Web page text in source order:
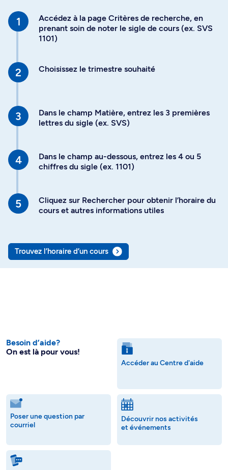
Accédez à la page Critères de recherche, en
prenant soin de noter le sigle de cours (ex. SVS
1101)
Choisissez le trimestre souhaité
Dans le champ Matière, entrez les 3 premières
lettres du sigle (ex. SVS)
Dans le champ au-dessous, entrez les 4 ou 5
chiffres du sigle (ex. 1101)
Cliquez sur Rechercher pour obtenir l’horaire du
cours et autres informations utiles
Trouvez l’horaire d’un cours
Besoin d’aide?
On est là pour vous!
Accéder au Centre d'aide
Poser une question par
courriel
Découvrir nos activités
et événements